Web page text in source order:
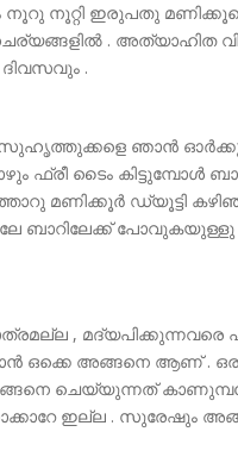
നൂറു നൂറ്റി ഇരുപതു
. അത്യാഹിത
.
ഞാൻ
ഫ്രീ ടൈം കിട്ടുമ്പോൾ
മണിക്കൂർ ഡ്യൂട്ടി
ബാറിലേക്ക്
,
അങ്ങനെ ആണ് . ഒരു
അങ്ങനെ ചെയ്യുന്നത്
ഇല്ല . സുരേഷും